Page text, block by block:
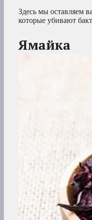
Здесь мы оставляем
которые убивают
Ямайка